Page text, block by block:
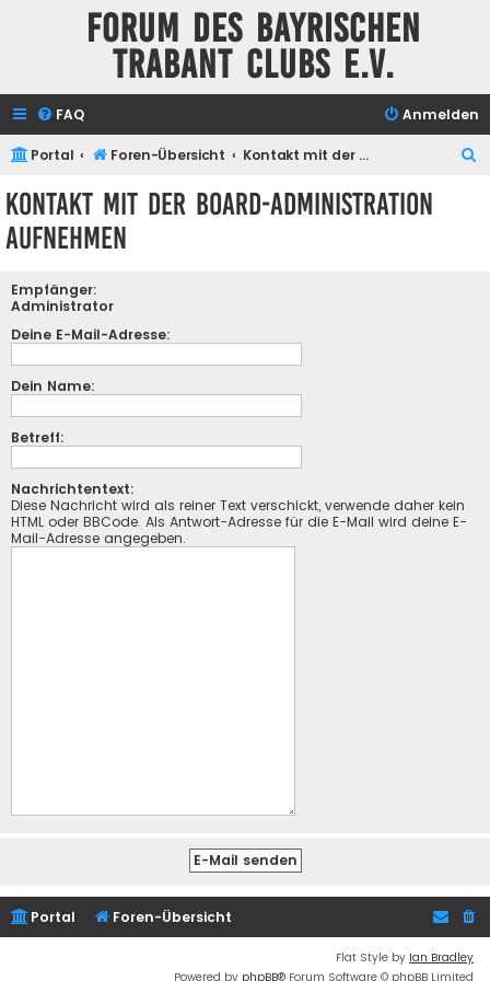
Forum des Bayrischen
Trabant Clubs e.V.
FAQ Anmelden
Portal Foren-Übersicht Kontakt mit der Board-Administration aufnehmen
Kontakt mit der Board-Administration
aufnehmen
Empfänger:
Administrator
Deine E-Mail-Adresse:
Dein Name:
Betreff:
Nachrichtentext:
Diese Nachricht wird als reiner Text verschickt, verwende daher kein
HTML oder BBCode. Als Antwort-Adresse für die E-Mail wird deine E-
Mail-Adresse angegeben.
Portal Foren-Übersicht
Flat Style by Ian Bradley
Powered by phpBB® Forum Software © phpBB Limited